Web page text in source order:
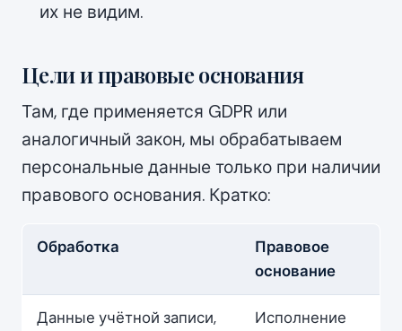
их не видим.
Цели и правовые основания
Там, где применяется GDPR или
аналогичный закон, мы обрабатываем
персональные данные только при наличии
правового основания. Кратко:
Обработка
Правовое
основание
Данные учётной записи,
Исполнение